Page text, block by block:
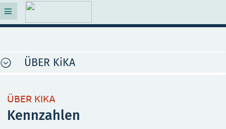
ÜBER KiKA
ÜBER KIKA
Kennzahlen